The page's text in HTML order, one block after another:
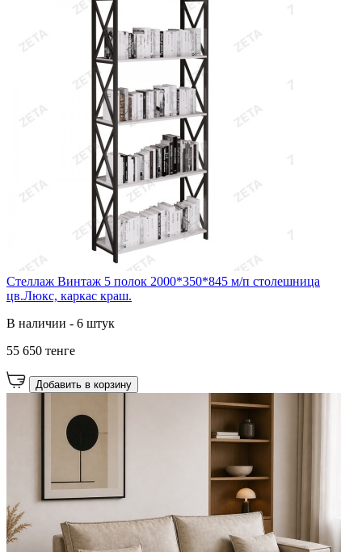
Стеллаж Винтаж 5 полок 2000*350*845 м/п столешница
цв.Люкс, каркас краш.
В наличии - 6 штук
55 650 тенге
Добавить в корзину